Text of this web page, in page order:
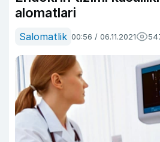
alomatlari
Salomatlik 00:56 / 06.11.2021